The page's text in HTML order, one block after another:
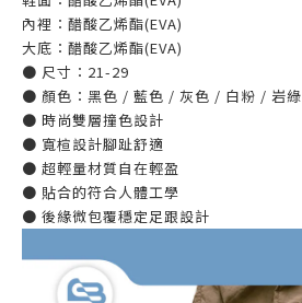
內裡：醋酸乙烯酯(EVA)
大底：醋酸乙烯酯(EVA)
● 尺寸：21-29
● 顏色：黑色 / 藍色 / 灰色 / 白粉 / 岩綠
● 時尚雙層撞色設計
● 寬楦設計腳趾舒適
● 超輕量材質自在輕盈
● 貼合的符合人體工學
● 後緣微包覆穩定足跟設計